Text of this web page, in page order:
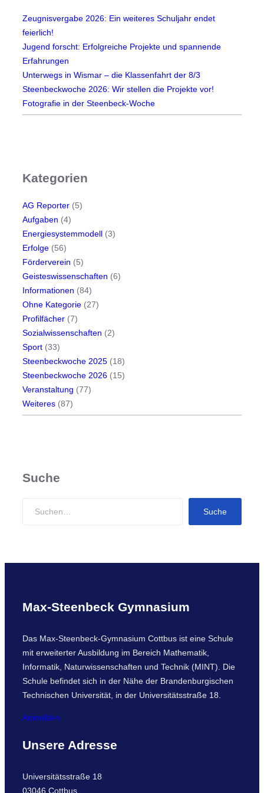
d
e
P
r
o
j
v
r
!
Zeugnisvergabe 2026: Ein weiteres Schuljahr endet
feierlich!
Jugend forscht: Erfolgreiche Projekte und spannende
Erfahrungen
Unterwegs in Wismar – die Klassenfahrt der 8/3
Steenbeckwoche 2026: Wir stellen die Projekte vor!
Fotografie in der Steenbeck-Woche
Kategorien
AG Reporter (5)
Aufgaben (4)
Energiesystemmodell (3)
Erfolge (56)
Förderverein (5)
Geisteswissenschaften (6)
Informationen (84)
Ohne Kategorie (27)
Profilfächer (7)
Sozialwissenschaften (2)
Sport (33)
Steenbeckwoche 2025 (18)
Steenbeckwoche 2026 (15)
Veranstaltung (77)
Weiteres (87)
Suche
c
Suche
Max-Steenbeck Gymnasium
Das Max-Steenbeck-Gymnasium Cottbus ist eine Schule
mit erweiterter Ausbildung im Bereich Mathematik,
Informatik, Naturwissenschaften und Technik (MINT). Die
Schule befindet sich in der Nähe der Brandenburgischen
Technischen Universität, in der Universitätsstraße 18.
Anmelden
Unsere Adresse
Universitätsstraße 18
03046 Cottbus